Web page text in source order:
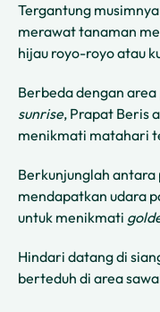
Tergantung
merawat tanaman
hijau royo-royo atau
Berbeda dengan
sunrise, Prapat Beris
menikmati matahari
Berkunjunglah
mendapatkan udara
untuk menikmati
Hindari datang di
berteduh di area